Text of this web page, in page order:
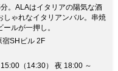
。ALAはイタリアの陽気な酒
しゃれなイタリアンバル。串焼
ルが一押し。
SHビル 2F
15:00（14:30） 夜 18:00 ～